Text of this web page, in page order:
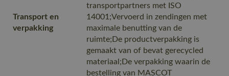
Transport en
verpakking
transportpartners met ISO
14001;Vervoerd in zendingen met
maximale benutting van de
ruimte;De productverpakking is
gemaakt van of bevat gerecycled
materiaal;De verpakking waarin de
bestelling van MASCOT